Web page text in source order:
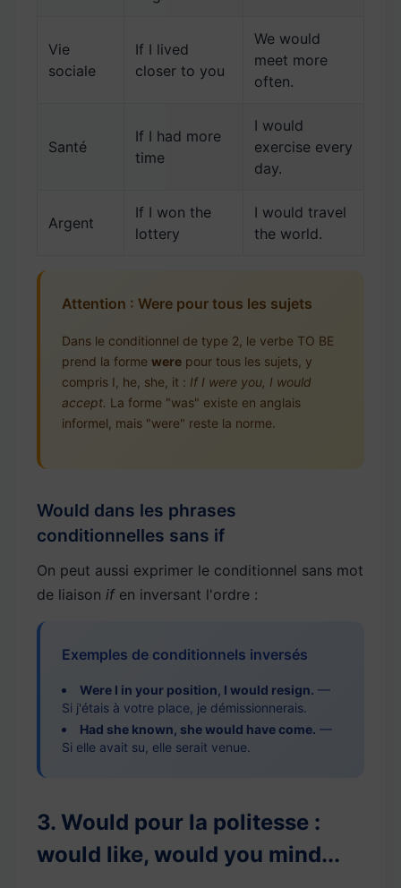
Vie
sociale
If I lived
closer to you
We would
meet more
often.
Santé
If I had more
time
I would
exercise every
day.
Argent
If I won the
lottery
I would travel
the world.
Attention : Were pour tous les sujets
Dans le conditionnel de type 2, le verbe TO BE
prend la forme were pour tous les sujets, y
compris I, he, she, it : If I were you, I would
accept. La forme "was" existe en anglais
informel, mais "were" reste la norme.
Would dans les phrases
conditionnelles sans if
On peut aussi exprimer le conditionnel sans mot
de liaison ifen inversant l'ordre :
Exemples de conditionnels inversés
Were I in your position, I would resign. —
Si j'étais à votre place, je démissionnerais.
Had she known, she would have come. —
Si elle avait su, elle serait venue.
3. Would pour la politesse :
would like, would you mind...